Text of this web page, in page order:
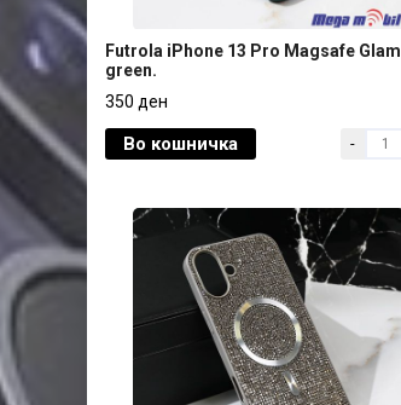
Futrola iPhone 13 Pro Magsafe Glam
350 ден
Futrola iPhone 13 Pro Magsafe Glam
green.
350 ден
Во кошничка -